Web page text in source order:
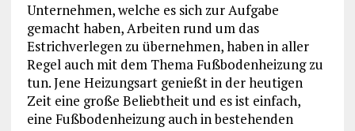
Unternehmen, welche es sich zur Aufgabe
gemacht haben, Arbeiten rund um das
Estrichverlegen zu übernehmen, haben in aller
Regel auch mit dem Thema Fußbodenheizung zu
tun. Jene Heizungsart genießt in der heutigen
Zeit eine große Beliebtheit und es ist einfach,
eine Fußbodenheizung auch in bestehenden